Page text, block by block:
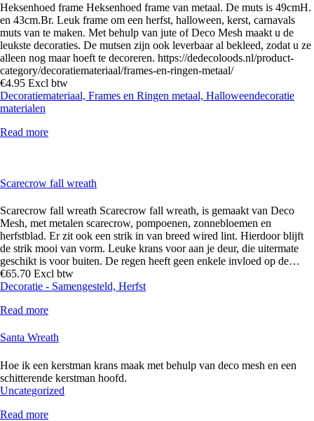
Heksenhoed frame Heksenhoed frame van metaal. De muts is 49cmH.
en 43cm.Br. Leuk frame om een herfst, halloween, kerst, carnavals
muts van te maken. Met behulp van jute of Deco Mesh maakt u de
leukste decoraties. De mutsen zijn ook leverbaar al bekleed, zodat u ze
alleen nog maar hoeft te decoreren. https://dedecoloods.nl/product-
category/decoratiemateriaal/frames-en-ringen-metaal/
€4.95 Excl btw
Decoratiemateriaal, Frames en Ringen metaal, Halloweendecoratie
materialen
Read more
Scarecrow fall wreath
Scarecrow fall wreath Scarecrow fall wreath, is gemaakt van Deco
Mesh, met metalen scarecrow, pompoenen, zonnebloemen en
herfstblad. Er zit ook een strik in van breed wired lint. Hierdoor blijft
de strik mooi van vorm. Leuke krans voor aan je deur, die uitermate
geschikt is voor buiten. De regen heeft geen enkele invloed op de…
€65.70 Excl btw
Decoratie - Samengesteld, Herfst
Read more
Santa Wreath
Hoe ik een kerstman krans maak met behulp van deco mesh en een
schitterende kerstman hoofd.
Uncategorized
Read more